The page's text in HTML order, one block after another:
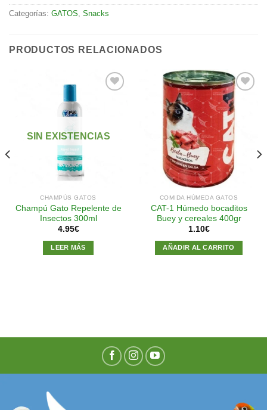
Categorías: GATOS Snacks
PRODUCTOS RELACIONADOS
lista de
SIN EXISTENCIAS
CHAMPÚS GATOS
Champú Gato Repelente de
Insectos 300ml
4.95€
LEER MÁS
Añadir
lista de
deseos
COMIDA HÚMEDA GATOS
CAT-1 Húmedo bocaditos
Buey y cereales 400gr
1.10€
AÑADIR AL CARRITO